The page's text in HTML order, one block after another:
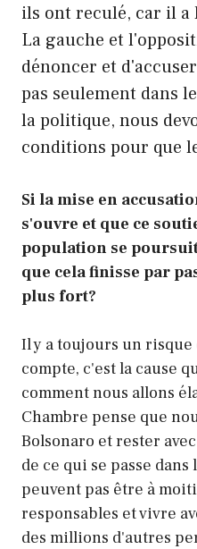
ils ont reculé, car il a
La gauche et
dénoncer et
pas seulement dans
la politique, nous
conditions pour que
Si la mise en
s'ouvre et que ce
population se
que cela finisse par
plus fort?
Il y a toujours un
compte, c'est la cause
comment nous allons
Chambre pense que
Bolsonaro et rester
de ce qui se passe dans
peuvent pas être à
responsables et vivre
des millions d'autres